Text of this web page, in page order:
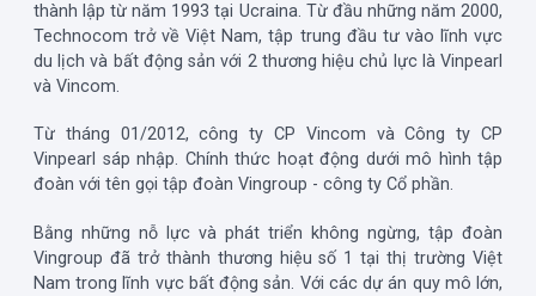
thành lập từ năm 1993 tại Ucraina. Từ đầu những năm 2000,
Technocom trở về Việt Nam, tập trung đầu tư vào lĩnh vực
du lịch và bất động sản với 2 thương hiệu chủ lực là Vinpearl
và Vincom.
Từ tháng 01/2012, công ty CP Vincom và Công ty CP
Vinpearl sáp nhập. Chính thức hoạt động dưới mô hình tập
đoàn với tên gọi tập đoàn Vingroup - công ty Cổ phần.
Bằng những nỗ lực và phát triển không ngừng, tập đoàn
Vingroup đã trở thành thương hiệu số 1 tại thị trường Việt
Nam trong lĩnh vực bất động sản. Với các dự án quy mô lớn,